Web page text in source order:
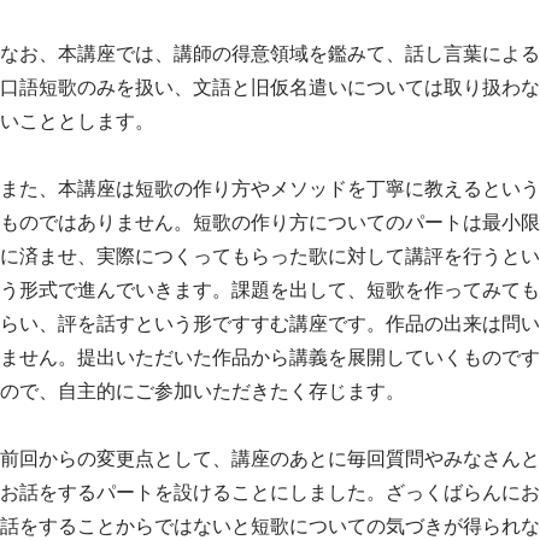
なお、本講座では、講師の得意領域を鑑みて、話し言葉による
口語短歌のみを扱い、文語と旧仮名遣いについては取り扱わな
いこととします。
また、本講座は短歌の作り方やメソッドを丁寧に教えるという
ものではありません。短歌の作り方についてのパートは最小限
に済ませ、実際につくってもらった歌に対して講評を行うとい
う形式で進んでいきます。課題を出して、短歌を作ってみても
らい、評を話すという形ですすむ講座です。作品の出来は問い
ません。提出いただいた作品から講義を展開していくものです
ので、自主的にご参加いただきたく存じます。
前回からの変更点として、講座のあとに毎回質問やみなさんと
お話をするパートを設けることにしました。ざっくばらんにお
話をすることからではないと短歌についての気づきが得られな